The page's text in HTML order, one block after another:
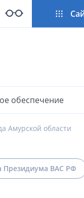
обеспечение
Амурской области
ВАС РФ